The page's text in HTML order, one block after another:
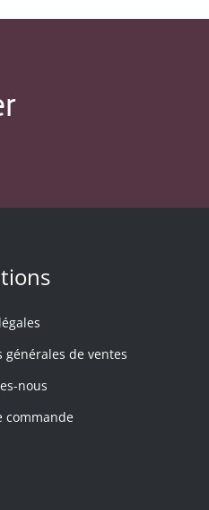
générales de ventes
nous
commande